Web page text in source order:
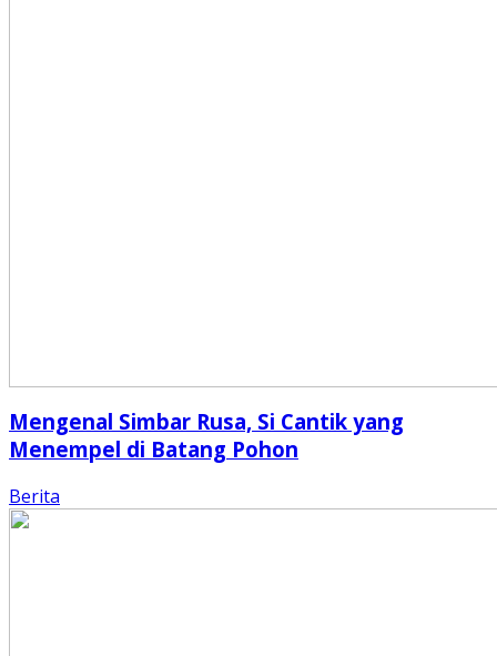
Mengenal Simbar Rusa, Si Cantik yang
Menempel di Batang Pohon
Berita